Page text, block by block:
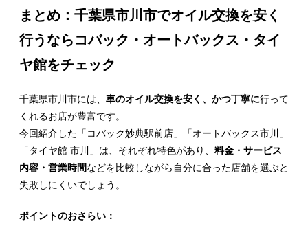
まとめ：千葉県市川市でオイル交換を安く
行うならコバック・オートバックス・タイ
ヤ館をチェック
千葉県市川市には、 車のオイル交換を安く、かつ丁寧に行って
くれるお店が豊富です。
今回紹介した「コバック妙典駅前店」「オートバックス市川」
「タイヤ館 市川」は、それぞれ特色があり、 料金・サービス
内容・営業時間などを比較しながら自分に合った店舗を選ぶと
失敗しにくいでしょう。
ポイントのおさらい：